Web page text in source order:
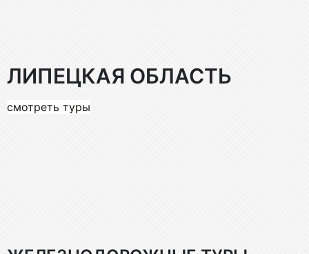
ЛИПЕЦКАЯ ОБЛАСТЬ
смотреть туры